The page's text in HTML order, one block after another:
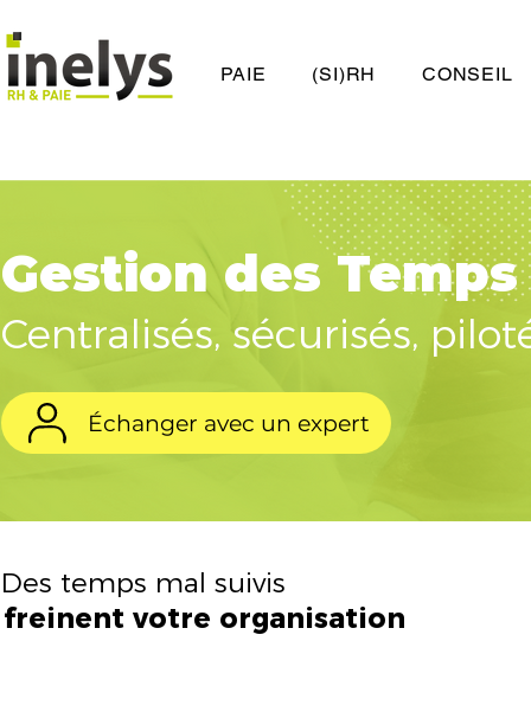
PAIE (SI)RH CONSEIL
Gestion des
Centralisés, sécurisés,
Échanger avec un expert
Des temps mal suivis
freinent votre organisation